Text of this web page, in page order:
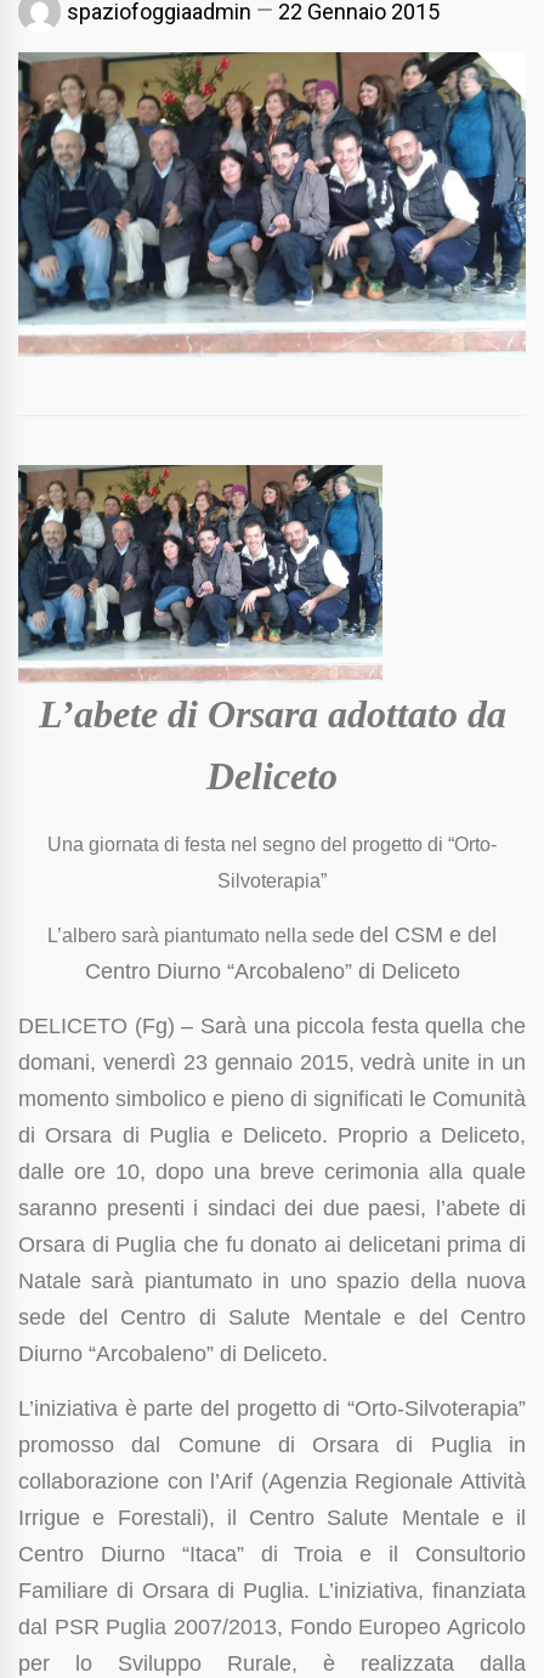
spaziofoggiaadmin 22 Gennaio 2015
L’abete di Orsara adottato da
Deliceto
Una giornata di festa nel segno del progetto di “Orto-
Silvoterapia”
L’albero sarà piantumato nella sede del CSM e del
Centro Diurno “Arcobaleno” di Deliceto
DELICETO (Fg) – Sarà una piccola festa quella che
domani, venerdì 23 gennaio 2015, vedrà unite in un
momento simbolico e pieno di significati le Comunità
di Orsara di Puglia e Deliceto. Proprio a Deliceto,
dalle ore 10, dopo una breve cerimonia alla quale
saranno presenti i sindaci dei due paesi, l’abete di
Orsara di Puglia che fu donato ai delicetani prima di
Natale sarà piantumato in uno spazio della nuova
sede del Centro di Salute Mentale e del Centro
Diurno “Arcobaleno” di Deliceto.
L’iniziativa è parte del progetto di “Orto-Silvoterapia”
promosso dal Comune di Orsara di Puglia in
collaborazione con l’Arif (Agenzia Regionale Attività
Irrigue e Forestali), il Centro Salute Mentale e il
Centro Diurno “Itaca” di Troia e il Consultorio
Familiare di Orsara di Puglia. L’iniziativa, finanziata
dal PSR Puglia 2007/2013, Fondo Europeo Agricolo
per lo Sviluppo Rurale, è realizzata dalla